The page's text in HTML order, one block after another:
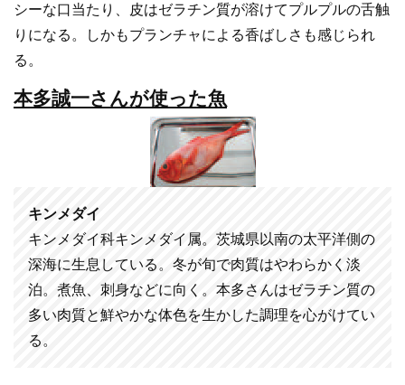
シーな口当たり、皮はゼラチン質が溶けてプルプルの舌触
りになる。しかもプランチャによる香ばしさも感じられ
る。
本多誠一さんが使った魚
キンメダイ
キンメダイ科キンメダイ属。茨城県以南の太平洋側の
深海に生息している。冬が旬で肉質はやわらかく淡
泊。煮魚、刺身などに向く。本多さんはゼラチン質の
多い肉質と鮮やかな体色を生かした調理を心がけてい
る。